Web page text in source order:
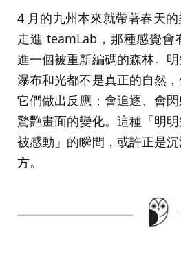
4 月的九州本來就帶著春天
走進 teamLab，那種感覺會
進一個被重新編碼的森林。明
瀑布和光都不是真正的自然
它們做出反應：會追逐、會
驚艷畫面的變化。這種「明
被感動」的瞬間，或許正是
方。